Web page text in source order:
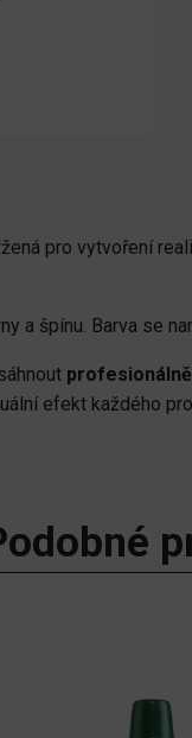
pro vytvoření
a špínu. Barva se
efekt každého